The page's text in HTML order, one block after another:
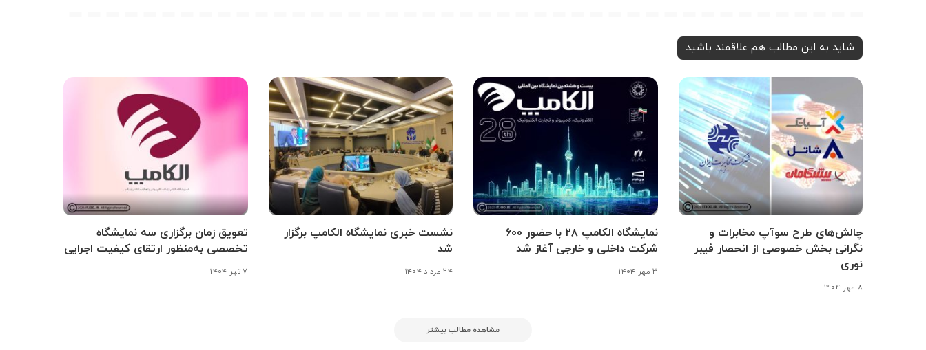
شاید به این مطالب هم علاقمند باشید
چالش‌های طرح سوآپ مخابرات و
نگرانی بخش خصوصی از انحصار فیبر
نوری
۸ مهر ۱۴۰۴
نمایشگاه الکامپ ۲۸ با حضور ۶۰۰
شرکت داخلی و خارجی آغاز شد
۳ مهر ۱۴۰۴
نشست خبری نمایشگاه الکامپ برگزار
شد
۲۴ مرداد ۱۴۰۴
تعویق زمان برگزاری سه نمایشگاه
تخصصی به‌منظور ارتقای کیفیت اجرایی
۷ تیر ۱۴۰۴
مشاهده مطالب بیشتر